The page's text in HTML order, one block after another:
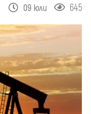
09 юли 645